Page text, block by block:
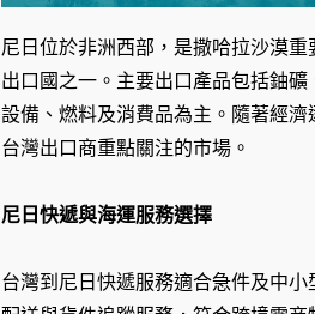
尼日位於非洲西部，是撒哈拉沙漠
出口國之一。主要出口產品包括鈾
設備、燃料及消費品為主。隨著經
台灣出口商重點關注的市場。
尼日快遞與海運服務選擇
台灣到尼日快遞服務適合急件及中